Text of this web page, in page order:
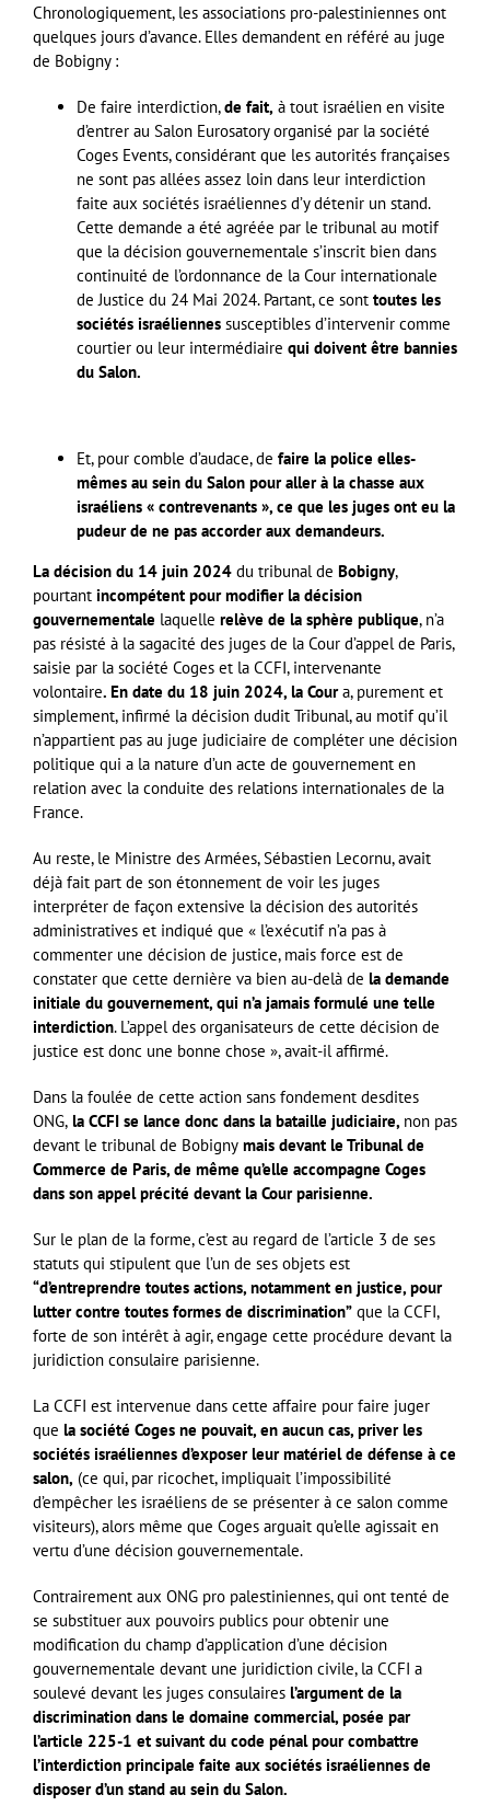
Chronologiquement, les associations pro-palestiniennes ont
quelques jours d’avance. Elles demandent en référé au juge
de Bobigny :
De faire interdiction,de fait, à tout israélien en visite
d’entrer au Salon Eurosatory organisé par la société
Coges Events, considérant que les autorités françaises
ne sont pas allées assez loin dans leur interdiction
faite aux sociétés israéliennes d’y détenir un stand.
Cette demande a été agréée par le tribunal au motif
que la décision gouvernementale s’inscrit bien dans
continuité de l’ordonnance de la Cour internationale
de Justice du 24 Mai 2024. Partant, ce sont toutes les
sociétés israéliennes susceptibles d’intervenir comme
courtier ou leur intermédiaire qui doivent être bannies
du Salon.
Et, pour comble d’audace, de faire la police elles-
mêmes au sein du Salon pour aller à la chasse aux
israéliens « contrevenants », ce que les juges ont eu la
pudeur de ne pas accorder aux demandeurs.
La décision du 14 juin 2024 du tribunal de Bobigny,
pourtant incompétent pour modifier la décision
gouvernementale laquelle relève de la sphère publique, n’a
pas résisté à la sagacité des juges de la Cour d’appel de Paris,
saisie par la société Coges et la CCFI, intervenante
volontaire. En date du 18 juin 2024, la Coura, purement et
simplement, infirmé la décision dudit Tribunal, au motif qu’il
n’appartient pas au juge judiciaire de compléter une décision
politique qui a la nature d’un acte de gouvernement en
relation avec la conduite des relations internationales de la
France.
Au reste, le Ministre des Armées, Sébastien Lecornu, avait
déjà fait part de son étonnement de voir les juges
interpréter de façon extensive la décision des autorités
administratives et indiqué que « l’exécutif n’a pas à
commenter une décision de justice, mais force est de
constater que cette dernière va bien au-delà de la demande
initiale du gouvernement, qui n’a jamais formulé une telle
interdiction. L’appel des organisateurs de cette décision de
justice est donc une bonne chose », avait-il affirmé.
Dans la foulée de cette action sans fondement desdites
ONG, la CCFI se lance donc dans la bataille judiciaire, non pas
devant le tribunal de Bobigny mais devant le Tribunal de
Commerce de Paris, de même qu’elle accompagne Coges
dans son appel précité devant la Cour parisienne.
Sur le plan de la forme, c’est au regard de l’article 3 de ses
statuts qui stipulent que l’un de ses objets est
“d’entreprendre toutes actions, notamment en justice, pour
lutter contre toutes formes de discrimination” que la CCFI,
forte de son intérêt à agir, engage cette procédure devant la
juridiction consulaire parisienne.
La CCFI est intervenue dans cette affaire pour faire juger
que la société Coges ne pouvait, en aucun cas, priver les
sociétés israéliennes d’exposer leur matériel de défense à ce
salon, (ce qui, par ricochet, impliquait l’impossibilité
d’empêcher les israéliens de se présenter à ce salon comme
visiteurs), alors même que Coges arguait qu’elle agissait en
vertu d’une décision gouvernementale.
Contrairement aux ONG pro palestiniennes, qui ont tenté de
se substituer aux pouvoirs publics pour obtenir une
modification du champ d’application d’une décision
gouvernementale devant une juridiction civile, la CCFI a
soulevé devant les juges consulaires l’argument de la
discrimination dans le domaine commercial, posée par
l’article 225-1 et suivant du code pénal pour combattre
l’interdiction principale faite aux sociétés israéliennes de
disposer d’un stand au sein du Salon.